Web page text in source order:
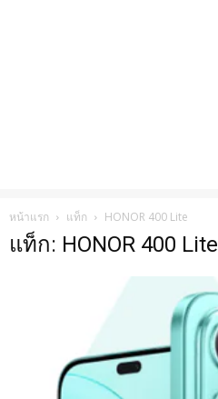
หน้าแรก แท็ก HONOR 400 Lite
แท็ก: HONOR 400 Lite